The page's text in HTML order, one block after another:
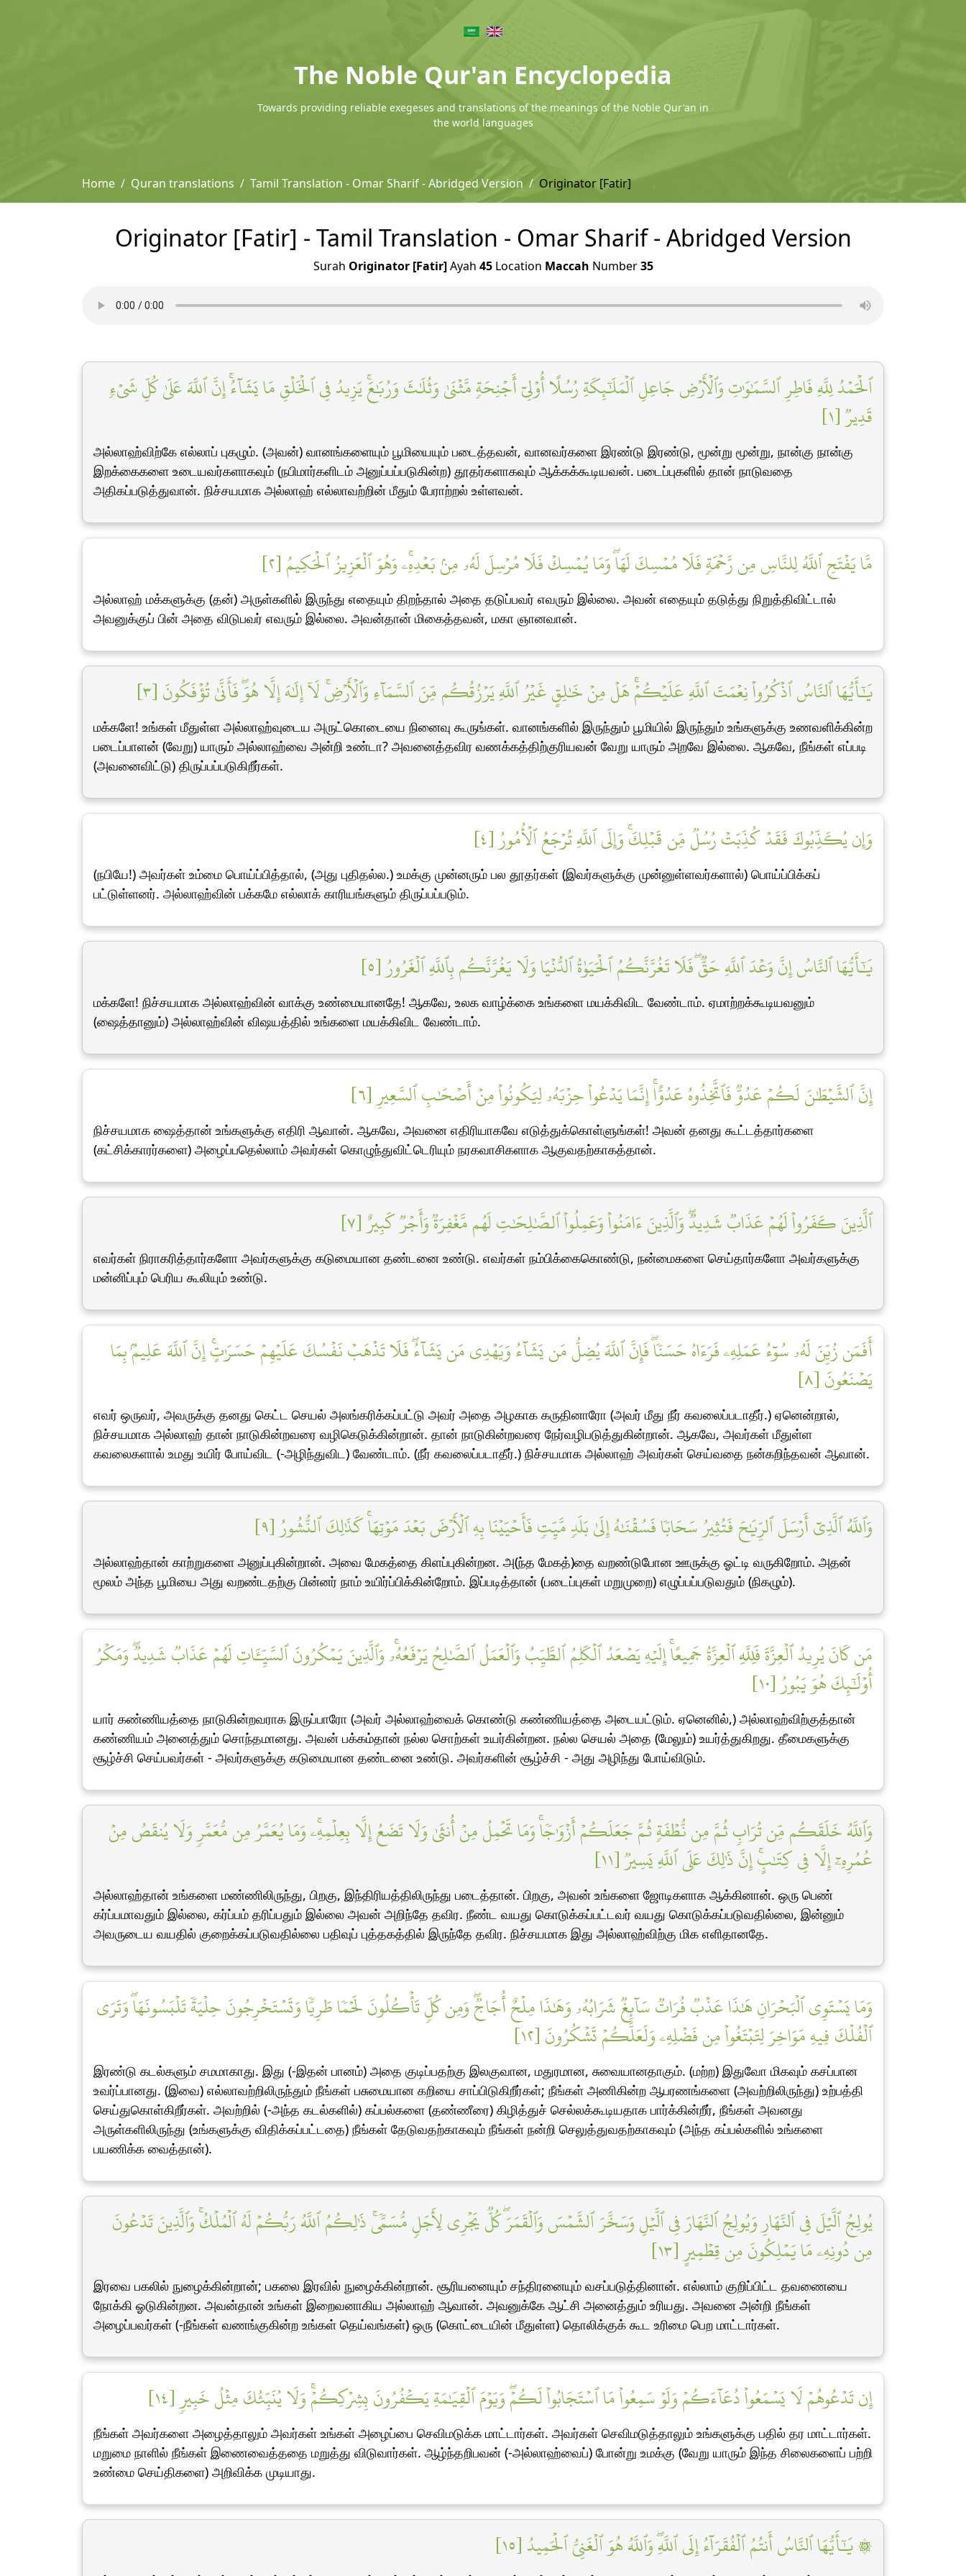
The Noble Qur'an Encyclopedia
Towards providing reliable exegeses and translations of the meanings of the Noble Qur'an in
the world languages
Home Quran translations Tamil Translation - Omar Sharif - Abridged Version Originator [Fatir]
Originator [Fatir] - Tamil Translation - Omar Sharif - Abridged Version
Surah Originator [Fatir]Ayah 45Location Maccah Number35
ٱلۡحَمۡدُ لِلَّهِ فَاطِرِ ٱلسَّمَٰوَٰتِ وَٱلۡأَرۡضِ جَاعِلِ ٱلۡمَلَٰٓئِكَةِ رُسُلًا أُوْلِيٓ أَجۡنِحَةٖ مَّثۡنَىٰ وَثُلَٰثَ وَرُبَٰعَۚ يَزِيدُ فِي ٱلۡخَلۡقِ مَا يَشَآءُۚ إِنَّ ٱللَّهَ عَلَىٰ كُلِّ شَيۡءٖ
قَدِيرٞ [١]
அல்லாஹ்விற்கே எல்லாப் புகழும். (அவன்) வானங்களையும் பூமியையும் படைத்தவன், வானவர்களை இரண்டு இரண்டு, மூன்று மூன்று, நான்கு நான்கு
இறக்கைகளை உடையவர்களாகவும் (நபிமார்களிடம் அனுப்பப்படுகின்ற) தூதர்களாகவும் ஆக்கக்கூடியவன். படைப்புகளில் தான் நாடுவதை
அதிகப்படுத்துவான். நிச்சயமாக அல்லாஹ் எல்லாவற்றின் மீதும் பேராற்றல் உள்ளவன்.
مَّا يَفۡتَحِ ٱللَّهُ لِلنَّاسِ مِن رَّحۡمَةٖ فَلَا مُمۡسِكَ لَهَاۖ وَمَا يُمۡسِكۡ فَلَا مُرۡسِلَ لَهُۥ مِنۢ بَعۡدِهِۦۚ وَهُوَ ٱلۡعَزِيزُ ٱلۡحَكِيمُ [٢]
அல்லாஹ் மக்களுக்கு (தன்) அருள்களில் இருந்து எதையும் திறந்தால் அதை தடுப்பவர் எவரும் இல்லை. அவன் எதையும் தடுத்து நிறுத்திவிட்டால்
அவனுக்குப் பின் அதை விடுபவர் எவரும் இல்லை. அவன்தான் மிகைத்தவன், மகா ஞானவான்.
يَٰٓأَيُّهَا ٱلنَّاسُ ٱذۡكُرُواْ نِعۡمَتَ ٱللَّهِ عَلَيۡكُمۡۚ هَلۡ مِنۡ خَٰلِقٍ غَيۡرُ ٱللَّهِ يَرۡزُقُكُم مِّنَ ٱلسَّمَآءِ وَٱلۡأَرۡضِۚ لَآ إِلَٰهَ إِلَّا هُوَۖ فَأَنَّىٰ تُؤۡفَكُونَ [٣]
மக்களே! உங்கள் மீதுள்ள அல்லாஹ்வுடைய அருட்கொடையை நினைவு கூருங்கள். வானங்களில் இருந்தும் பூமியில் இருந்தும் உங்களுக்கு உணவளிக்கின்ற
படைப்பாளன் (வேறு) யாரும் அல்லாஹ்வை அன்றி உண்டா? அவனைத்தவிர வணக்கத்திற்குரியவன் வேறு யாரும் அறவே இல்லை. ஆகவே, நீங்கள் எப்படி
(அவனைவிட்டு) திருப்பப்படுகிறீர்கள்.
وَإِن يُكَذِّبُوكَ فَقَدۡ كُذِّبَتۡ رُسُلٞ مِّن قَبۡلِكَۚ وَإِلَى ٱللَّهِ تُرۡجَعُ ٱلۡأُمُورُ [٤]
(நபியே!) அவர்கள் உம்மை பொய்ப்பித்தால், (அது புதிதல்ல.) உமக்கு முன்னரும் பல தூதர்கள் (இவர்களுக்கு முன்னுள்ளவர்களால்) பொய்ப்பிக்கப்
பட்டுள்ளனர். அல்லாஹ்வின் பக்கமே எல்லாக் காரியங்களும் திருப்பப்படும்.
يَٰٓأَيُّهَا ٱلنَّاسُ إِنَّ وَعۡدَ ٱللَّهِ حَقّٞۖ فَلَا تَغُرَّنَّكُمُ ٱلۡحَيَوٰةُ ٱلدُّنۡيَا وَلَا يَغُرَّنَّكُم بِٱللَّهِ ٱلۡغَرُورُ [٥]
மக்களே! நிச்சயமாக அல்லாஹ்வின் வாக்கு உண்மையானதே! ஆகவே, உலக வாழ்க்கை உங்களை மயக்கிவிட வேண்டாம். ஏமாற்றக்கூடியவனும்
(ஷைத்தானும்) அல்லாஹ்வின் விஷயத்தில் உங்களை மயக்கிவிட வேண்டாம்.
إِنَّ ٱلشَّيۡطَٰنَ لَكُمۡ عَدُوّٞ فَٱتَّخِذُوهُ عَدُوًّاۚ إِنَّمَا يَدۡعُواْ حِزۡبَهُۥ لِيَكُونُواْ مِنۡ أَصۡحَٰبِ ٱلسَّعِيرِ [٦]
நிச்சயமாக ஷைத்தான் உங்களுக்கு எதிரி ஆவான். ஆகவே, அவனை எதிரியாகவே எடுத்துக்கொள்ளுங்கள்! அவன் தனது கூட்டத்தார்களை
(கட்சிக்காரர்களை) அழைப்பதெல்லாம் அவர்கள் கொழுந்துவிட்டெரியும் நரகவாசிகளாக ஆகுவதற்காகத்தான்.
ٱلَّذِينَ كَفَرُواْ لَهُمۡ عَذَابٞ شَدِيدٞۖ وَٱلَّذِينَ ءَامَنُواْ وَعَمِلُواْ ٱلصَّٰلِحَٰتِ لَهُم مَّغۡفِرَةٞ وَأَجۡرٞ كَبِيرٌ [٧]
எவர்கள் நிராகரித்தார்களோ அவர்களுக்கு கடுமையான தண்டனை உண்டு. எவர்கள் நம்பிக்கைகொண்டு, நன்மைகளை செய்தார்களோ அவர்களுக்கு
மன்னிப்பும் பெரிய கூலியும் உண்டு.
أَفَمَن زُيِّنَ لَهُۥ سُوٓءُ عَمَلِهِۦ فَرَءَاهُ حَسَنٗاۖ فَإِنَّ ٱللَّهَ يُضِلُّ مَن يَشَآءُ وَيَهۡدِي مَن يَشَآءُۖ فَلَا تَذۡهَبۡ نَفۡسُكَ عَلَيۡهِمۡ حَسَرَٰتٍۚ إِنَّ ٱللَّهَ عَلِيمُۢ بِمَا
يَصۡنَعُونَ [٨]
எவர் ஒருவர், அவருக்கு தனது கெட்ட செயல் அலங்கரிக்கப்பட்டு அவர் அதை அழகாக கருதினாரோ (அவர் மீது நீர் கவலைப்படாதீர்.) ஏனென்றால்,
நிச்சயமாக அல்லாஹ் தான் நாடுகின்றவரை வழிகெடுக்கின்றான். தான் நாடுகின்றவரை நேர்வழிபடுத்துகின்றான். ஆகவே, அவர்கள் மீதுள்ள
கவலைகளால் உமது உயிர் போய்விட (-அழிந்துவிட) வேண்டாம். (நீர் கவலைப்படாதீர்.) நிச்சயமாக அல்லாஹ் அவர்கள் செய்வதை நன்கறிந்தவன் ஆவான்.
وَٱللَّهُ ٱلَّذِيٓ أَرۡسَلَ ٱلرِّيَٰحَ فَتُثِيرُ سَحَابٗا فَسُقۡنَٰهُ إِلَىٰ بَلَدٖ مَّيِّتٖ فَأَحۡيَيۡنَا بِهِ ٱلۡأَرۡضَ بَعۡدَ مَوۡتِهَاۚ كَذَٰلِكَ ٱلنُّشُورُ [٩]
அல்லாஹ்தான் காற்றுகளை அனுப்புகின்றான். அவை மேகத்தை கிளப்புகின்றன. அ(ந்த மேகத்)தை வறண்டுபோன ஊருக்கு ஓட்டி வருகிறோம். அதன்
மூலம் அந்த பூமியை அது வறண்டதற்கு பின்னர் நாம் உயிர்ப்பிக்கின்றோம். இப்படித்தான் (படைப்புகள் மறுமுறை) எழுப்பப்படுவதும் (நிகழும்).
مَن كَانَ يُرِيدُ ٱلۡعِزَّةَ فَلِلَّهِ ٱلۡعِزَّةُ جَمِيعًاۚ إِلَيۡهِ يَصۡعَدُ ٱلۡكَلِمُ ٱلطَّيِّبُ وَٱلۡعَمَلُ ٱلصَّٰلِحُ يَرۡفَعُهُۥۚ وَٱلَّذِينَ يَمۡكُرُونَ ٱلسَّيِّـَٔاتِ لَهُمۡ عَذَابٞ شَدِيدٞۖ وَمَكۡرُ
أُوْلَٰٓئِكَ هُوَ يَبُورُ [١٠]
யார் கண்ணியத்தை நாடுகின்றவராக இருப்பாரோ (அவர் அல்லாஹ்வைக் கொண்டு கண்ணியத்தை அடையட்டும். ஏனெனில்,) அல்லாஹ்விற்குத்தான்
கண்ணியம் அனைத்தும் சொந்தமானது. அவன் பக்கம்தான் நல்ல சொற்கள் உயர்கின்றன. நல்ல செயல் அதை (மேலும்) உயர்த்துகிறது. தீமைகளுக்கு
சூழ்ச்சி செய்பவர்கள் - அவர்களுக்கு கடுமையான தண்டனை உண்டு. அவர்களின் சூழ்ச்சி - அது அழிந்து போய்விடும்.
وَٱللَّهُ خَلَقَكُم مِّن تُرَابٖ ثُمَّ مِن نُّطۡفَةٖ ثُمَّ جَعَلَكُمۡ أَزۡوَٰجٗاۚ وَمَا تَحۡمِلُ مِنۡ أُنثَىٰ وَلَا تَضَعُ إِلَّا بِعِلۡمِهِۦۚ وَمَا يُعَمَّرُ مِن مُّعَمَّرٖ وَلَا يُنقَصُ مِنۡ
عُمُرِهِۦٓ إِلَّا فِي كِتَٰبٍۚ إِنَّ ذَٰلِكَ عَلَى ٱللَّهِ يَسِيرٞ [١١]
அல்லாஹ்தான் உங்களை மண்ணிலிருந்து, பிறகு, இந்திரியத்திலிருந்து படைத்தான். பிறகு, அவன் உங்களை ஜோடிகளாக ஆக்கினான். ஒரு பெண்
கர்ப்பமாவதும் இல்லை, கர்ப்பம் தரிப்பதும் இல்லை அவன் அறிந்தே தவிர. நீண்ட வயது கொடுக்கப்பட்டவர் வயது கொடுக்கப்படுவதில்லை, இன்னும்
அவருடைய வயதில் குறைக்கப்படுவதில்லை பதிவுப் புத்தகத்தில் இருந்தே தவிர. நிச்சயமாக இது அல்லாஹ்விற்கு மிக எளிதானதே.
وَمَا يَسۡتَوِي ٱلۡبَحۡرَانِ هَٰذَا عَذۡبٞ فُرَاتٞ سَآئِغٞ شَرَابُهُۥ وَهَٰذَا مِلۡحٌ أُجَاجٞۖ وَمِن كُلّٖ تَأۡكُلُونَ لَحۡمٗا طَرِيّٗا وَتَسۡتَخۡرِجُونَ حِلۡيَةٗ تَلۡبَسُونَهَاۖ وَتَرَى
ٱلۡفُلۡكَ فِيهِ مَوَاخِرَ لِتَبۡتَغُواْ مِن فَضۡلِهِۦ وَلَعَلَّكُمۡ تَشۡكُرُونَ [١٢]
இரண்டு கடல்களும் சமமாகாது. இது (-இதன் பானம்) அதை குடிப்பதற்கு இலகுவான, மதுரமான, சுவையானதாகும். (மற்ற) இதுவோ மிகவும் கசப்பான
உவர்ப்பானது. (இவை) எல்லாவற்றிலிருந்தும் நீங்கள் பசுமையான கறியை சாப்பிடுகிறீர்கள்; நீங்கள் அணிகின்ற ஆபரணங்களை (அவற்றிலிருந்து) உற்பத்தி
செய்துகொள்கிறீர்கள். அவற்றில் (-அந்த கடல்களில்) கப்பல்களை (தண்ணீரை) கிழித்துச் செல்லக்கூடியதாக பார்க்கின்றீர், நீங்கள் அவனது
அருள்களிலிருந்து (உங்களுக்கு விதிக்கப்பட்டதை) நீங்கள் தேடுவதற்காகவும் நீங்கள் நன்றி செலுத்துவதற்காகவும் (அந்த கப்பல்களில் உங்களை
பயணிக்க வைத்தான்).
يُولِجُ ٱلَّيۡلَ فِي ٱلنَّهَارِ وَيُولِجُ ٱلنَّهَارَ فِي ٱلَّيۡلِ وَسَخَّرَ ٱلشَّمۡسَ وَٱلۡقَمَرَۖ كُلّٞ يَجۡرِي لِأَجَلٖ مُّسَمّٗىۚ ذَٰلِكُمُ ٱللَّهُ رَبُّكُمۡ لَهُ ٱلۡمُلۡكُۚ وَٱلَّذِينَ تَدۡعُونَ
مِن دُونِهِۦ مَا يَمۡلِكُونَ مِن قِطۡمِيرٍ [١٣]
இரவை பகலில் நுழைக்கின்றான்; பகலை இரவில் நுழைக்கின்றான். சூரியனையும் சந்திரனையும் வசப்படுத்தினான். எல்லாம் குறிப்பிட்ட தவணையை
நோக்கி ஓடுகின்றன. அவன்தான் உங்கள் இறைவனாகிய அல்லாஹ் ஆவான். அவனுக்கே ஆட்சி அனைத்தும் உரியது. அவனை அன்றி நீங்கள்
அழைப்பவர்கள் (-நீங்கள் வணங்குகின்ற உங்கள் தெய்வங்கள்) ஒரு (கொட்டையின் மீதுள்ள) தொலிக்குக் கூட உரிமை பெற மாட்டார்கள்.
إِن تَدۡعُوهُمۡ لَا يَسۡمَعُواْ دُعَآءَكُمۡ وَلَوۡ سَمِعُواْ مَا ٱسۡتَجَابُواْ لَكُمۡۖ وَيَوۡمَ ٱلۡقِيَٰمَةِ يَكۡفُرُونَ بِشِرۡكِكُمۡۚ وَلَا يُنَبِّئُكَ مِثۡلُ خَبِيرٖ [١٤]
நீங்கள் அவர்களை அழைத்தாலும் அவர்கள் உங்கள் அழைப்பை செவிமடுக்க மாட்டார்கள். அவர்கள் செவிமடுத்தாலும் உங்களுக்கு பதில் தர மாட்டார்கள்.
மறுமை நாளில் நீங்கள் இணைவைத்ததை மறுத்து விடுவார்கள். ஆழ்ந்தறிபவன் (-அல்லாஹ்வைப்) போன்று உமக்கு (வேறு யாரும் இந்த சிலைகளைப் பற்றி
உண்மை செய்திகளை) அறிவிக்க முடியாது.
۞ يَٰٓأَيُّهَا ٱلنَّاسُ أَنتُمُ ٱلۡفُقَرَآءُ إِلَى ٱللَّهِۖ وَٱللَّهُ هُوَ ٱلۡغَنِيُّ ٱلۡحَمِيدُ [١٥]